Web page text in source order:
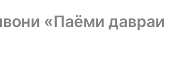
«Паёми давраи